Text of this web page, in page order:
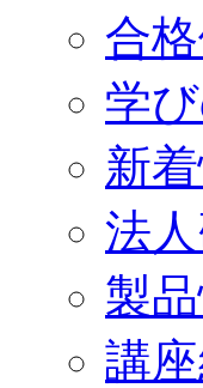
合
学
新
法
製
講